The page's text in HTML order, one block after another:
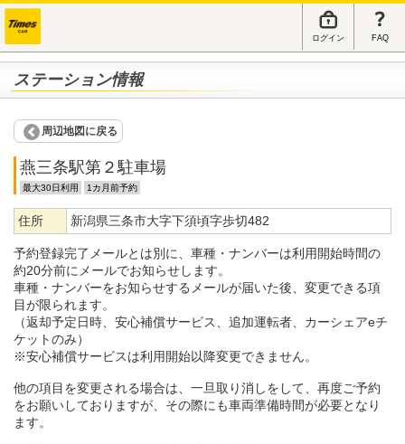
ログイン FAQ
ステーション情報
周辺地図に戻る
燕三条駅第２駐車場
最大30日利用 1カ月前予約
住所 新潟県三条市大字下須頃字歩切482
予約登録完了メールとは別に、車種・ナンバーは利用開始時間の
約20分前にメールでお知らせします。
車種・ナンバーをお知らせするメールが届いた後、変更できる項
目が限られます。
（返却予定日時、安心補償サービス、追加運転者、カーシェアeチ
ケットのみ）
※安心補償サービスは利用開始以降変更できません。
他の項目を変更される場合は、一旦取り消しをして、再度ご予約
をお願いしておりますが、その際にも車両準備時間が必要となり
ます。